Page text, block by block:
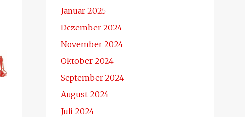
Januar 2025
Dezember 2024
November 2024
Oktober 2024
September 2024
August 2024
Juli 2024